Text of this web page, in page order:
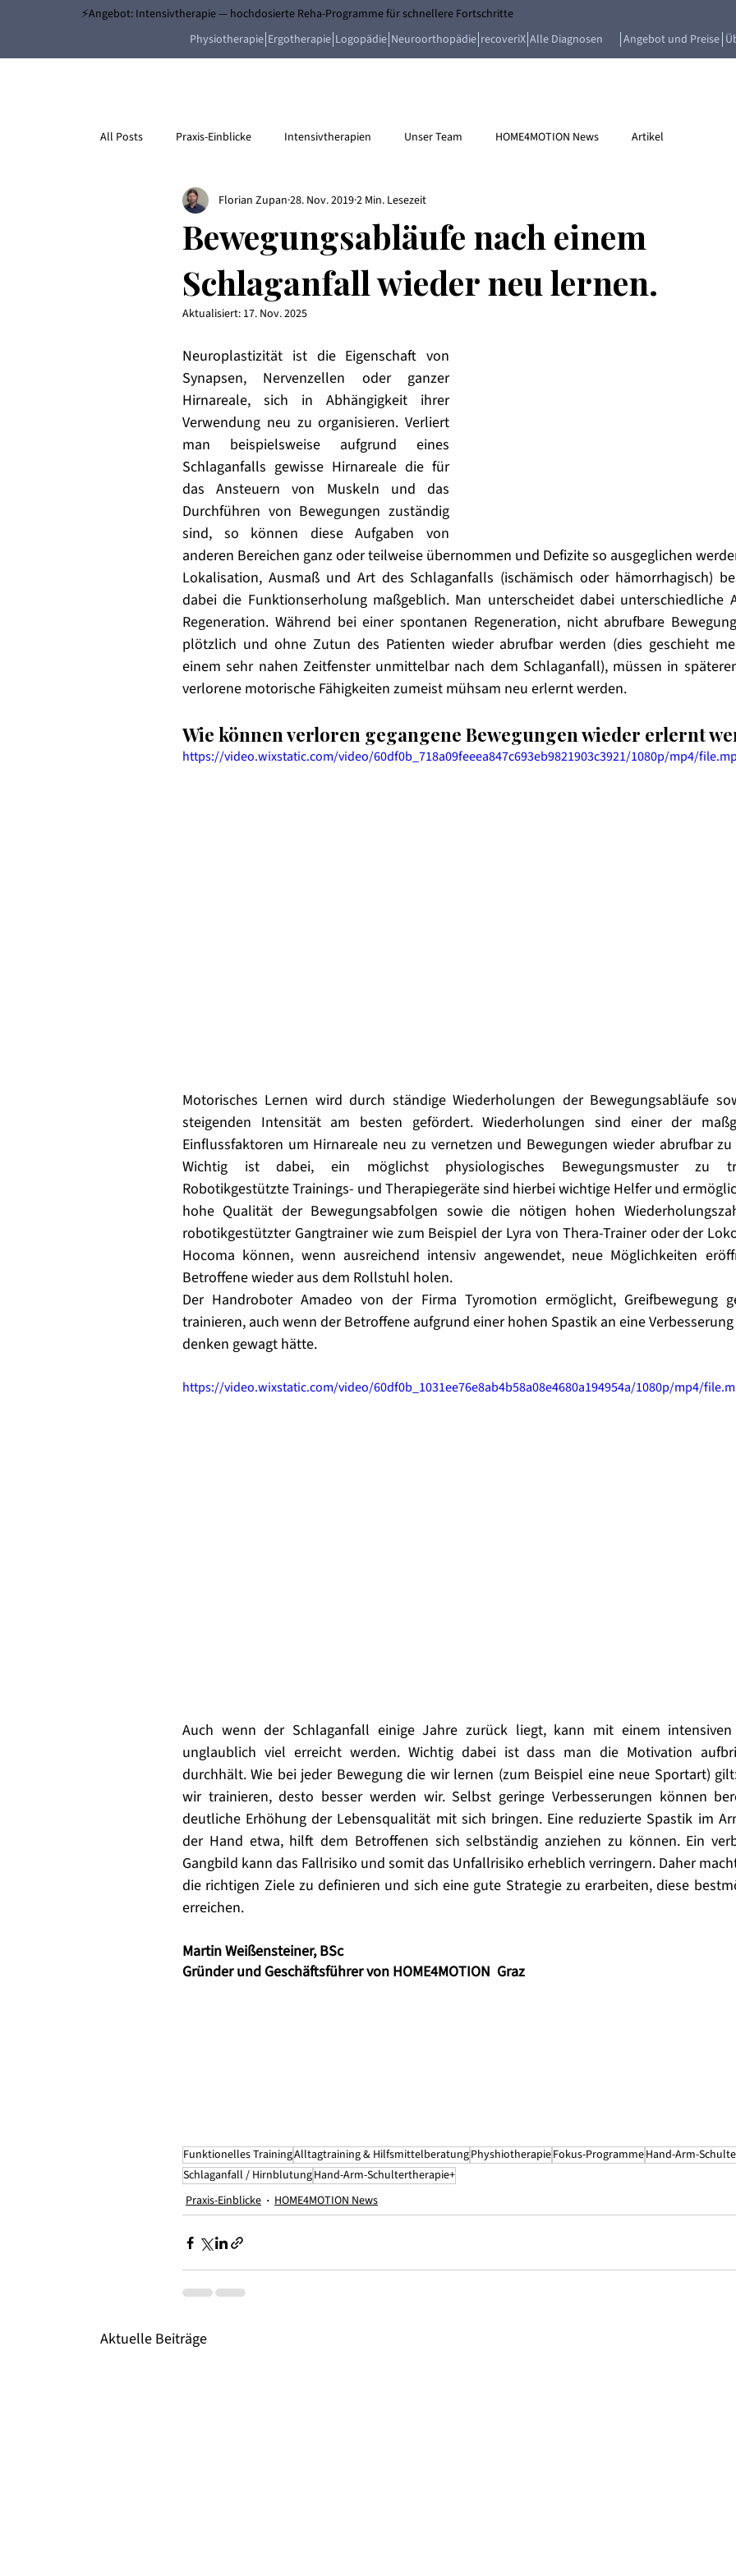
⚡Angebot: Intensivtherapie — hochdosierte Reha-Programme für schnellere Fortschritte
Physiotherapie Ergotherapie Logopädie Neuroorthopädie recoveriX Alle Diagnosen Angebot und Preise
All Posts Praxis-Einblicke Intensivtherapien Unser Team HOME4MOTION News Artikel
Bewegungsabläufe nach einem
Schlaganfall wieder neu lernen.
Florian Zupan 28. Nov. 20192 Min. Lesezeit
Aktualisiert: 17. Nov. 2025
Neuroplastizität ist die Eigenschaft von
Synapsen, Nervenzellen oder ganzer
Hirnareale, sich in Abhängigkeit ihrer
Verwendung neu zu organisieren. Verliert
man beispielsweise aufgrund eines
Schlaganfalls gewisse Hirnareale die für
das Ansteuern von Muskeln und das
Durchführen von Bewegungen zuständig
sind, so können diese Aufgaben von
anderen Bereichen ganz oder teilweise übernommen und Defizite so ausgeglichen
Lokalisation, Ausmaß und Art des Schlaganfalls (ischämisch oder hämorrhagisch)
dabei die Funktionserholung maßgeblich. Man unterscheidet dabei unterschiedliche
Regeneration. Während bei einer spontanen Regeneration, nicht abrufbare
plötzlich und ohne Zutun des Patienten wieder abrufbar werden (dies geschieht
einem sehr nahen Zeitfenster unmittelbar nach dem Schlaganfall), müssen in
verlorene motorische Fähigkeiten zumeist mühsam neu erlernt werden.
Wie können verloren gegangene Bewegungen wieder erlernt
https://video.wixstatic.com/video/60df0b_718a09feeea847c693eb9821903c3921/1080p/mp4/
Motorisches Lernen wird durch ständige Wiederholungen der Bewegungsabläufe
steigenden Intensität am besten gefördert. Wiederholungen sind einer der
Einflussfaktoren um Hirnareale neu zu vernetzen und Bewegungen wieder abrufbar
Wichtig ist dabei, ein möglichst physiologisches Bewegungsmuster zu
Robotikgestützte Trainings- und Therapiegeräte sind hierbei wichtige Helfer und
hohe Qualität der Bewegungsabfolgen sowie die nötigen hohen
robotikgestützter Gangtrainer wie zum Beispiel der Lyra von Thera-Trainer oder der
Hocoma können, wenn ausreichend intensiv angewendet, neue Möglichkeiten
Betroffene wieder aus dem Rollstuhl holen.
Der Handroboter Amadeo von der Firma Tyromotion ermöglicht, Greifbewegung
trainieren, auch wenn der Betroffene aufgrund einer hohen Spastik an eine
denken gewagt hätte.
https://video.wixstatic.com/video/60df0b_1031ee76e8ab4b58a08e4680a194954a/1080p/mp4/
Auch wenn der Schlaganfall einige Jahre zurück liegt, kann mit einem intensiven
unglaublich viel erreicht werden. Wichtig dabei ist dass man die Motivation
durchhält. Wie bei jeder Bewegung die wir lernen (zum Beispiel eine neue Sportart)
wir trainieren, desto besser werden wir. Selbst geringe Verbesserungen können
deutliche Erhöhung der Lebensqualität mit sich bringen. Eine reduzierte Spastik im
der Hand etwa, hilft dem Betroffenen sich selbständig anziehen zu können. Ein
Gangbild kann das Fallrisiko und somit das Unfallrisiko erheblich verringern. Daher
die richtigen Ziele zu definieren und sich eine gute Strategie zu erarbeiten, diese
erreichen.
Martin Weißensteiner, BSc
Gründer und Geschäftsführer von HOME4MOTION  Graz
Funktionelles TrainingAlltagtraining & HilfsmittelberatungPhyshiotherapieFokus-ProgrammeHand-Arm-
Schlaganfall / HirnblutungHand-Arm-Schultertherapie+
Praxis-Einblicke
HOME4MOTION News
Aktuelle Beiträge